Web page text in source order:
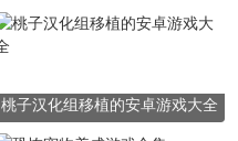
桃子汉化组移植的安卓游戏大全